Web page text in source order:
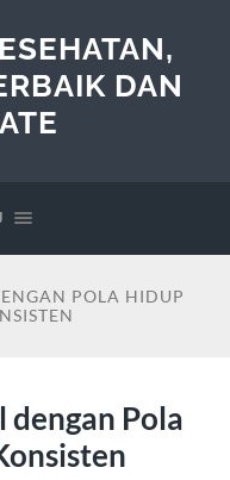
DAN
POLA HIDUP
Pola